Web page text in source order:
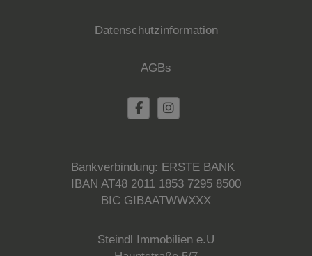
Datenschutzinformation
AGBs
Bankverbindung: ERSTE BANK
IBAN AT48 2011 1853 7295 8500
BIC GIBAATWWXXX
Steindl Immobilien e.U